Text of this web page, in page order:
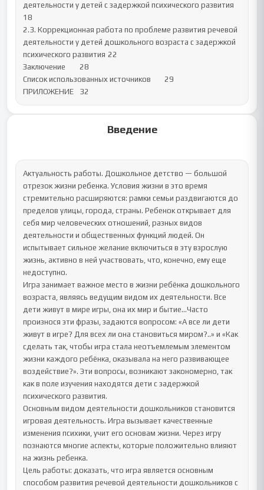
деятельности у детей с задержкой психического развития
18
2.3. Коррекционная работа по проблеме развития речевой
деятельности у детей дошкольного возраста с задержкой
психического развития	22
Заключение	28
Список использованных источников	29
ПРИЛОЖЕНИЕ	32
Введение
Актуальность работы. Дошкольное детство — большой
отрезок жизни ребенка. Условия жизни в это время
стремительно расширяются: рамки семьи раздвигаются до
пределов улицы, города, страны. Ребенок открывает для
себя мир человеческих отношений, разных видов
деятельности и общественных функций людей. Он
испытывает сильное желание включиться в эту взрослую
жизнь, активно в ней участвовать, что, конечно, ему еще
недоступно.
Игра занимает важное место в жизни ребёнка дошкольного
возраста, являясь ведущим видом их деятельности. Все
дети живут в мире игры, она их мир и бытие…Часто
произнося эти фразы, задаются вопросом: «А все ли дети
живут в игре? Для всех ли она становиться миром?..» и «Как
сделать так, чтобы игра стала неотъемлемым элементом
жизни каждого ребёнка, оказывала на него развивающее
воздействие?». Эти вопросы, возникают закономерно, так
как в поле изучения находятся дети с задержкой
психического развития.
Основным видом деятельности дошкольников становится
игровая деятельность. Игра вызывает качественные
изменения психики, учит его основам жизни. Через игру
познаются многие аспекты, которые положительно влияют
на жизнь ребенка.
Цель работы: доказать, что игра является основным
способом развития речевой деятельности дошкольников с